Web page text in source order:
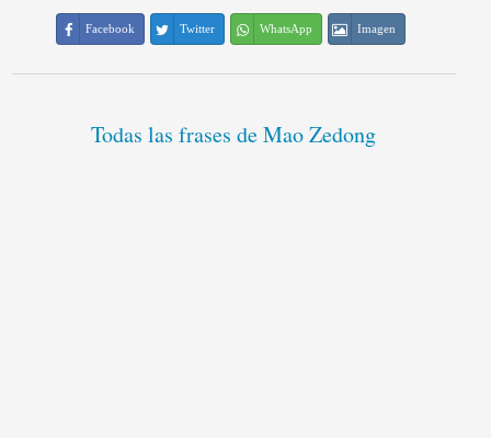
Facebook Twitter WhatsApp Imagen
Todas las frases de Mao Zedong